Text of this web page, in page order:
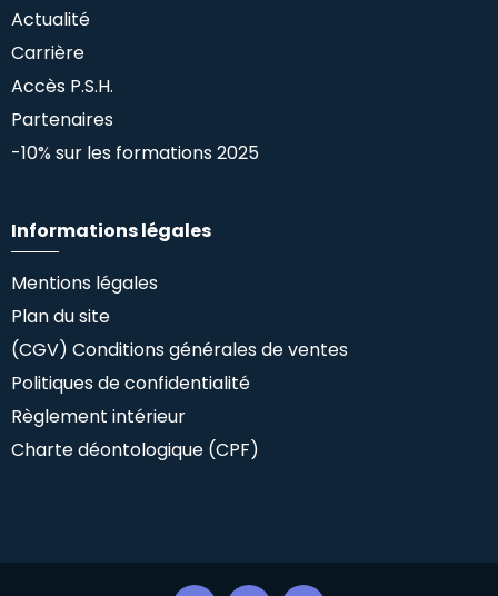
Actualité
Carrière
Accès P.S.H.
Partenaires
-10% sur les formations 2025
Informations légales
Mentions légales
Plan du site
(CGV) Conditions générales de ventes
Politiques de confidentialité
Règlement intérieur
Charte déontologique (CPF)